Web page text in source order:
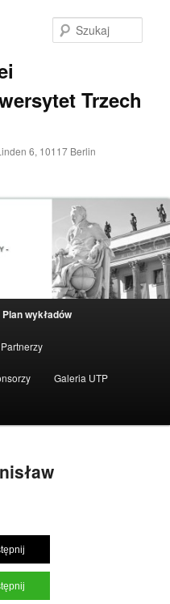
Trzech
6, 10117 Berlin
Plan wykładów
Partnerzy
Galeria UTP